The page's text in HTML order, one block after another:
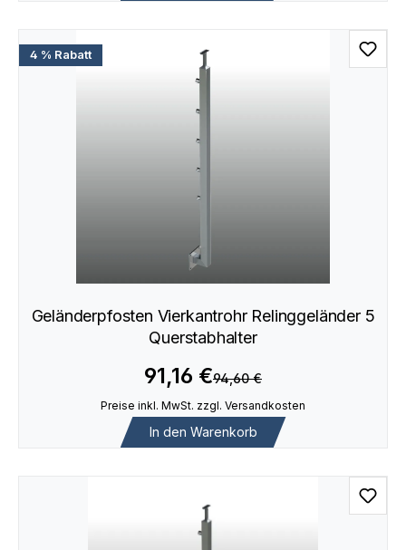
4 % Rabatt
Geländerpfosten Vierkantrohr Relinggeländer 5
Querstabhalter
91,16 €94,60 €
Preise inkl. MwSt. zzgl. Versandkosten
In den Warenkorb